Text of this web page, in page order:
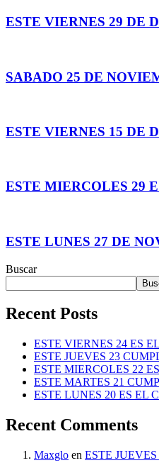
ESTE VIERNES 29 DE
SABADO 25 DE
ESTE VIERNES 15 DE
ESTE MIERCOLES 29
ESTE LUNES 27 DE
Buscar
Recent Posts
ESTE VIERNES 24 ES
ESTE JUEVES 23
ESTE MIERCOLES 22
ESTE MARTES 21
ESTE LUNES 20 ES EL
Recent Comments
Maxglo en ESTE